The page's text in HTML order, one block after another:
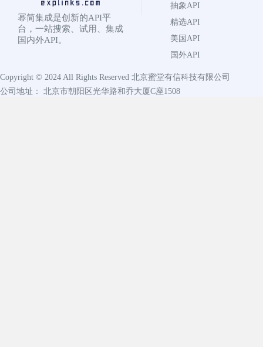
幂简集成是创新的API平
台，一站搜索、试用、集成
国内外API。
抽象API
精选API
美国API
国外API
Copyright © 2024 All Rights Reserved 北京蜜堂有信科技有限公司
公司地址： 北京市朝阳区光华路和乔大厦C座1508